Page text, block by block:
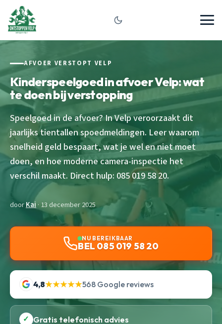
AFVOER VERSTOPT VELP
Kinderspeelgoed in afvoer Velp: wat
te doen bij verstopping
Speelgoed in de afvoer? In Velp veroorzaakt dit
jaarlijks tientallen spoedmeldingen. Leer waarom
snelheid geld bespaart, wat je wel en niet moet
doen, en hoe moderne camera-inspectie het
verschil maakt. Direct hulp: 085 019 58 20.
doorKai· 13 december 2025
NU BEREIKBAAR
BEL 085 019 58 20
4,8★★★★★568 Google reviews
✓ Gratis telefonisch advies